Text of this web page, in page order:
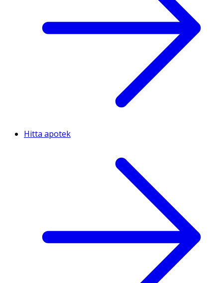
Hitta apotek